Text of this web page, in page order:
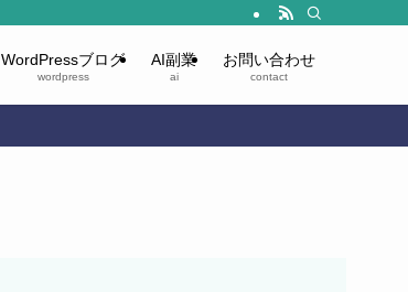
WordPressブログ
wordpress
AI副業
ai
お問い合わせ
contact